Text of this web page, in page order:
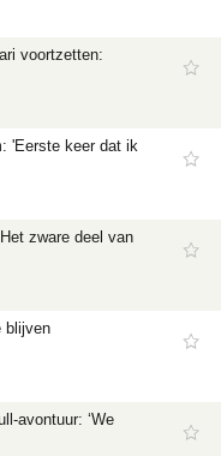
voortzetten:
'Eerste keer dat ik
zware deel van
blijven
avontuur: ‘We